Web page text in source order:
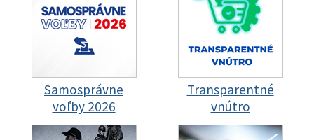
Samosprávne
voľby 2026
Transparentné
vnútro